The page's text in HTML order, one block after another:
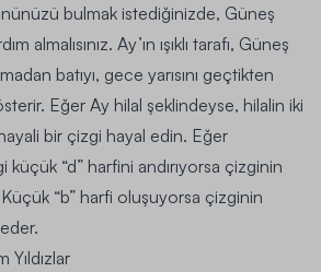
bulmak istediğinizde, Güneş
almalısınız. Ay’ın ışıklı tarafı, Güneş
batıyı, gece yarısını geçtikten
Eğer Ay hilal şeklindeyse, hilalin iki
bir çizgi hayal edin. Eğer
“d” harfini andırıyorsa çizginin
“b” harfi oluşuyorsa çizginin
Yıldızlar